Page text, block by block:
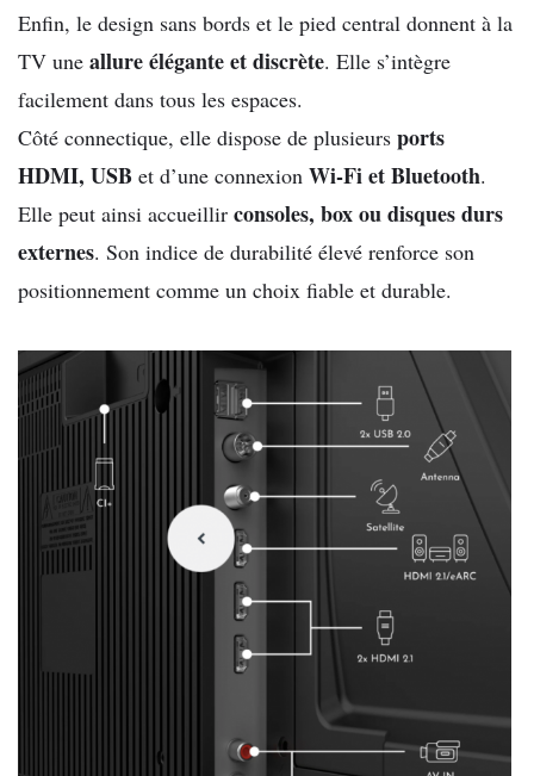
Enfin, le design sans bords et le pied central donnent à la
TV une allure élégante et discrète. Elle s’intègre
facilement dans tous les espaces.
Côté connectique, elle dispose de plusieurs ports
HDMI, USB et d’une connexion Wi-Fi et Bluetooth.
Elle peut ainsi accueillir consoles, box ou disques durs
externes. Son indice de durabilité élevé renforce son
positionnement comme un choix fiable et durable.